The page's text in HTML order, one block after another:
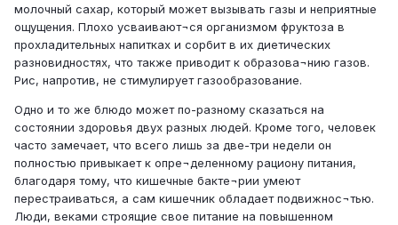
молочный сахар, который может вызывать газы и неприятные
ощущения. Плохо усваивают¬ся организмом фруктоза в
прохладительных напитках и сорбит в их диетических
разновидностях, что также приводит к образова¬нию газов.
Рис, напротив, не стимулирует газообразование.
Одно и то же блюдо может по-разному сказаться на
состоянии здоровья двух разных людей. Кроме того, человек
часто замечает, что всего лишь за две-три недели он
полностью привыкает к опре¬деленному рациону питания,
благодаря тому, что кишечные бакте¬рии умеют
перестраиваться, а сам кишечник обладает подвижнос¬тью.
Люди, веками строящие свое питание на повышенном